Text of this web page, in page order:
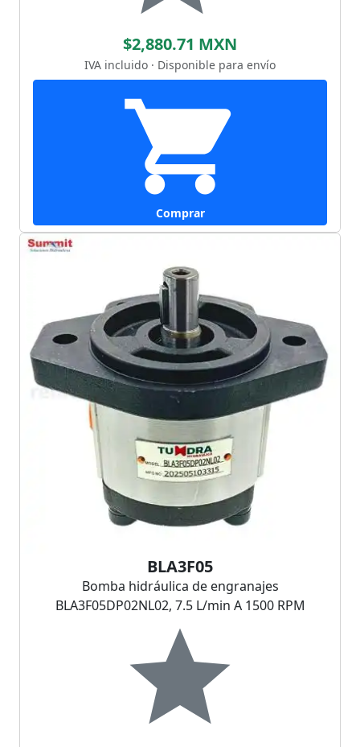
$2,880.71 MXN
IVA incluido · Disponible para envío
Comprar
BLA3F05
Bomba hidráulica de engranajes
BLA3F05DP02NL02, 7.5 L/min A 1500 RPM